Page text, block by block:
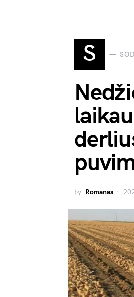
S
by Romanas